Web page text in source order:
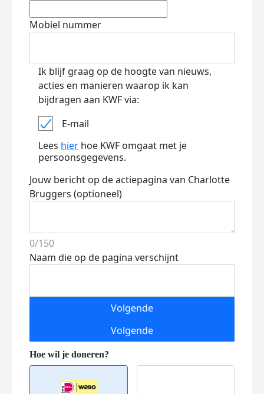
Mobiel nummer
Ik blijf graag op de hoogte van nieuws,
acties en manieren waarop ik kan
bijdragen aan KWF via:
E-mail
Lees hier hoe KWF omgaat met je
persoonsgegevens.
Jouw bericht op de actiepagina van Charlotte
Bruggers (optioneel)
0/150
Naam die op de pagina verschijnt
Volgende
Volgende